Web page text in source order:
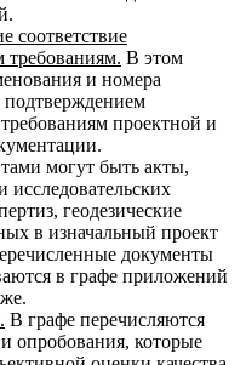
соответствие
требованиям. В этом
и номера
подтверждением
требованиям проектной и
могут быть акты,
исследовательских
геодезические
в изначальный проект
документы
в графе приложений
В графе перечисляются
опробования, которые